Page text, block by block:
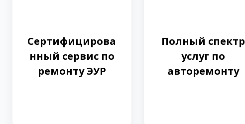
Сертифицирова
нный сервис по
ремонту ЭУР
Полный спектр
услуг по
авторемонту